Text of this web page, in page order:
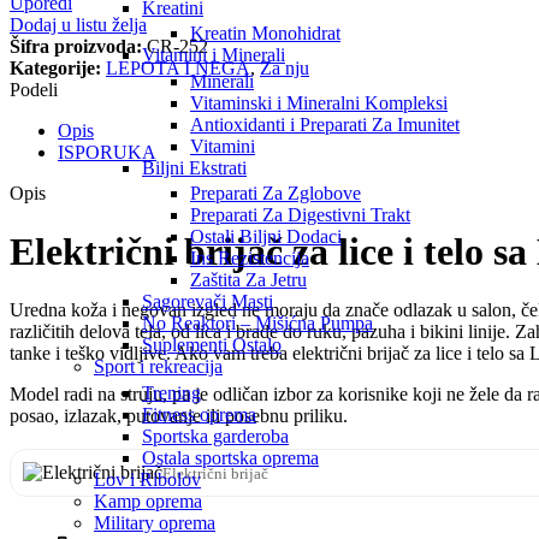
Kreatini
Kreatin Monohidrat
Vitamini i Minerali
Minerali
Vitaminski i Mineralni Kompleksi
Antioxidanti i Preparati Za Imunitet
Vitamini
Biljni Ekstrati
Preparati Za Zglobove
Preparati Za Digestivni Trakt
Ostali Biljni Dodaci
Ins Rezistencija
Zaštita Za Jetru
Sagorevači Masti
No Reaktori – Mišićna Pumpa
Suplementi Ostalo
Sport i rekreacija
Trening
Fitness oprema
Sportska garderoba
Ostala sportska oprema
Lov i Ribolov
Kamp oprema
Military oprema
Dodaj u listu želja
Šifra proizvoda:CR-252
Kategorije: LEPOTA I NEGA, Za nju
Podeli
Opis
ISPORUKA
Opis
Električni brijač za lice i telo
Uredna koža i negovan izgled ne moraju da znače odlazak u salon,
različitih delova tela, od lica i brade do ruku, pazuha i bikini linije.
tanke i teško vidljive. Ako vam treba električni brijač za lice i telo sa
Model radi na struju, pa je odličan izbor za korisnike koji ne žele da
posao, izlazak, putovanje ili posebnu priliku.
Električni brijač